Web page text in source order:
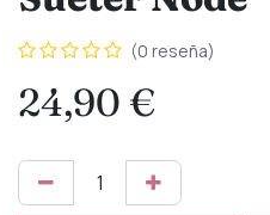
(0 reseña)
24,90 €